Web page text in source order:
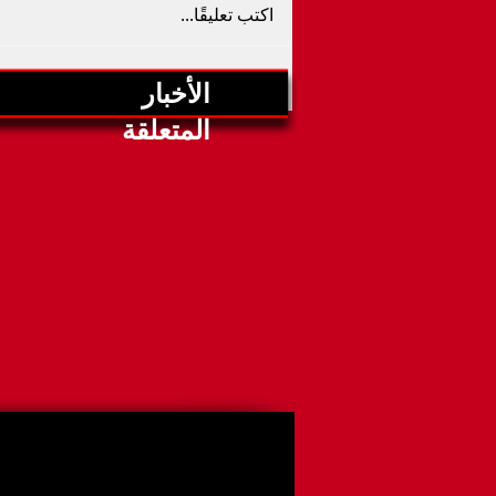
بث مباشر مباراة إسبانيا و
اليوم 19-
اكتب تعليقًا...
الأخبار
المتعلقة